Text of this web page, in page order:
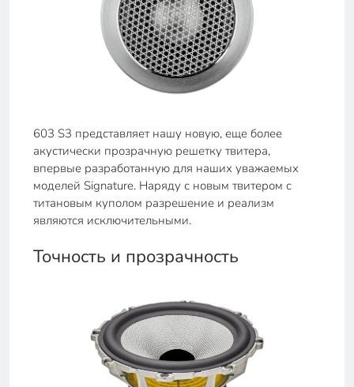
603 S3 представляет нашу новую, еще более
акустически прозрачную решетку твитера,
впервые разработанную для наших уважаемых
моделей Signature. Наряду с новым твитером с
титановым куполом разрешение и реализм
являются исключительными.
Точность и прозрачность